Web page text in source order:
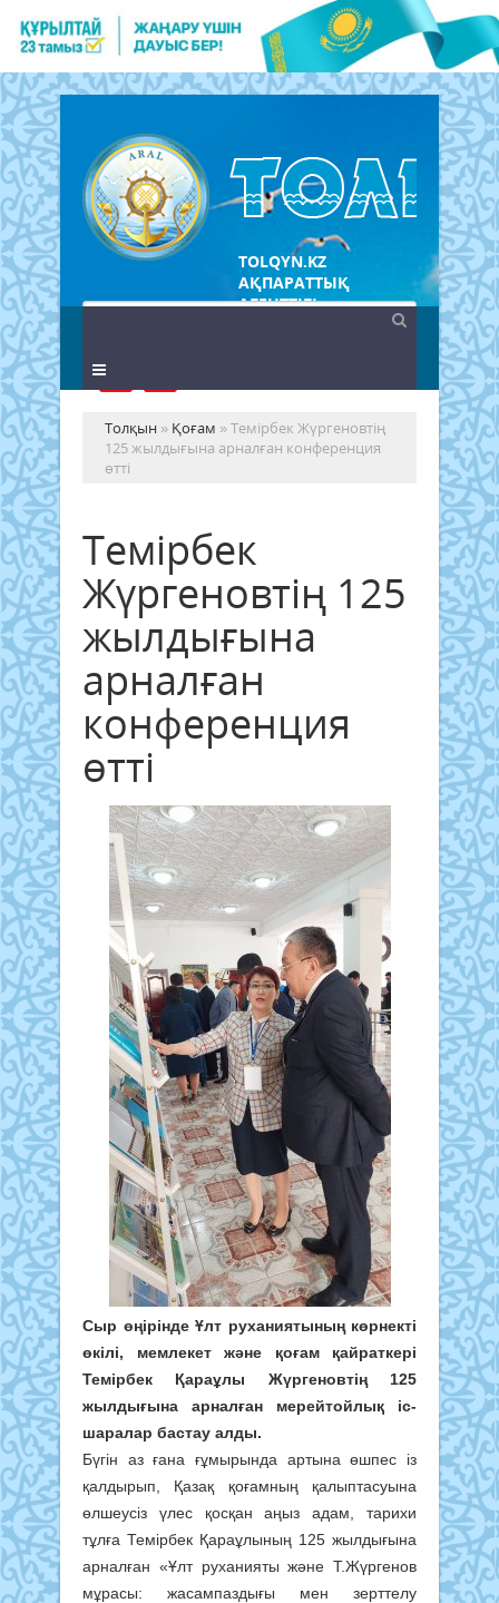
TOLQYN.KZ
АҚПАРАТТЫҚ
АГЕНТТІГІ
Толқын » Қоғам » Темірбек Жүргеновтің
125 жылдығына арналған конференция
өтті
Темірбек
Жүргеновтің 125
жылдығына
арналған
конференция
өтті
Сыр өңірінде Ұлт руханиятының көрнекті
өкілі, мемлекет және қоғам қайраткері
Темірбек Қараұлы Жүргеновтің 125
жылдығына арналған мерейтойлық іс-
шаралар бастау алды.
Бүгін аз ғана ғұмырында артына өшпес із
қалдырып, Қазақ қоғамның қалыптасуына
өлшеусіз үлес қосқан аңыз адам, тарихи
тұлға Темірбек Қараұлының 125 жылдығына
арналған «Ұлт руханияты және Т.Жүргенов
мұрасы: жасампаздығы мен зерттелу